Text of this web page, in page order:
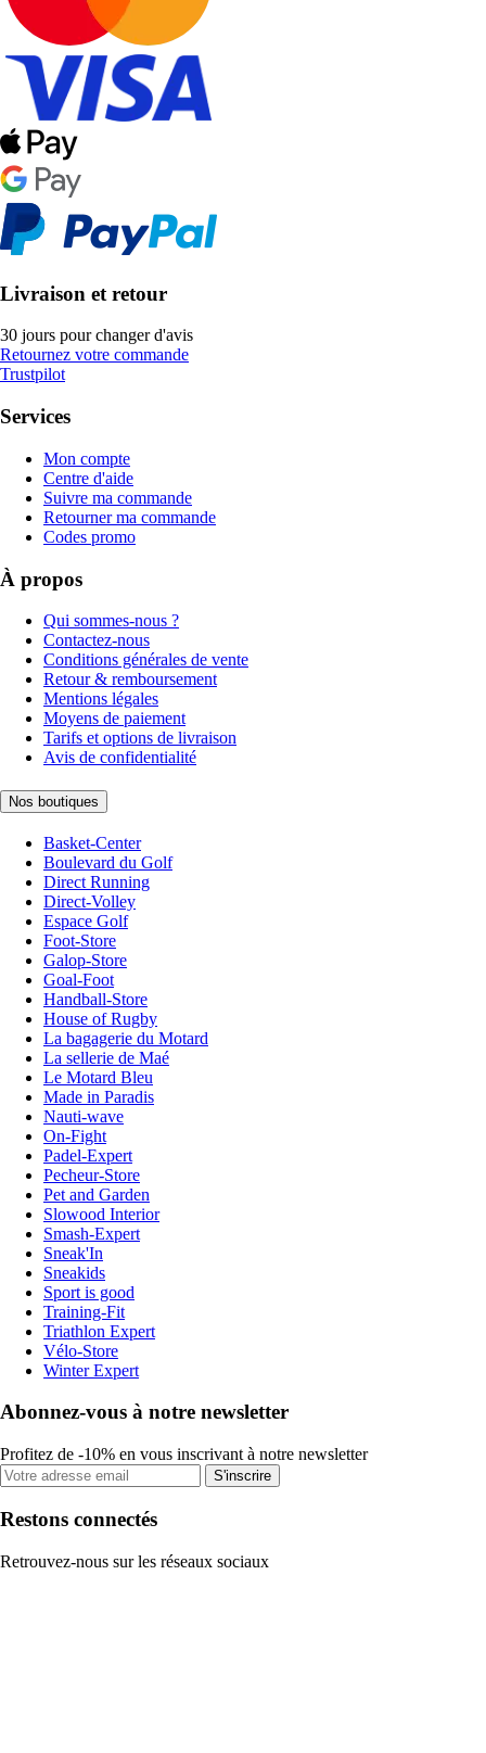
Livraison et retour
30 jours pour changer d'avis
Retournez votre commande
Trustpilot
Services
Mon compte
Centre d'aide
Suivre ma commande
Retourner ma commande
Codes promo
À propos
Qui sommes-nous ?
Contactez-nous
Conditions générales de vente
Retour & remboursement
Mentions légales
Moyens de paiement
Tarifs et options de livraison
Avis de confidentialité
Nos boutiques
Basket-Center
Boulevard du Golf
Direct Running
Direct-Volley
Espace Golf
Foot-Store
Galop-Store
Goal-Foot
Handball-Store
House of Rugby
La bagagerie du Motard
La sellerie de Maé
Le Motard Bleu
Made in Paradis
Nauti-wave
On-Fight
Padel-Expert
Pecheur-Store
Pet and Garden
Slowood Interior
Smash-Expert
Sneak'In
Sneakids
Sport is good
Training-Fit
Triathlon Expert
Vélo-Store
Winter Expert
Abonnez-vous à notre newsletter
Profitez de -10% en vous inscrivant à notre newsletter
S'inscrire
Restons connectés
Retrouvez-nous sur les réseaux sociaux